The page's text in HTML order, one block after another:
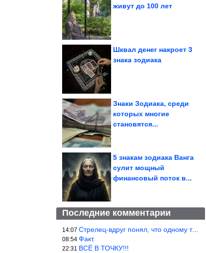
живут до 100 лет
Шквал денег накроет 3
знака зодиака
Знаки Зодиака, среди
которых многие
становятся...
5 знакам зодиака Ванга
сулит мощный
финансовый поток в...
Последние комментарии
14:07 Стрелец-вдруг понял, что одному то и жить легче.
08:54 Факт.
22:31 ВСЁ В ТОЧКУ!!!